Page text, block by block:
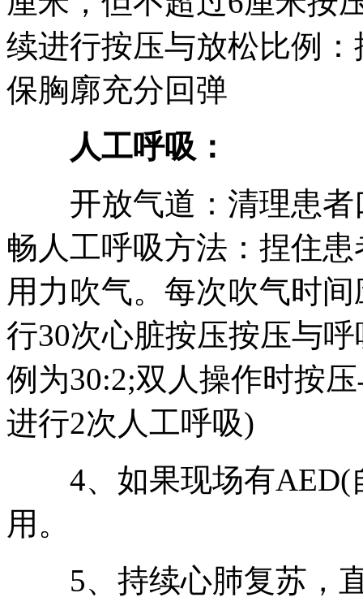
续进行按压与放松比例
保胸廓充分回弹
人工呼吸：
开放气道：清理患者
畅人工呼吸方法：捏住
用力吹气。每次吹气时
行30次心脏按压按压与
例为30:2;双人操作时按
进行2次人工呼吸)
4、如果现场有AED(
用。
5、持续心肺复苏，直